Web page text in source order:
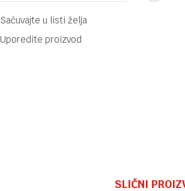
Sačuvajte u listi želja
Uporedite proizvod
SLIČNI